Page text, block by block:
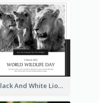
Black And White Lion World Wildlife Day Instagram Post